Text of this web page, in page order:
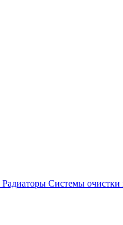
Радиаторы Системы очистки